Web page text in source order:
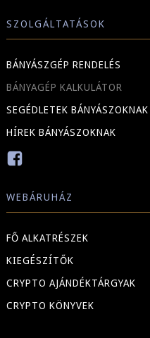
SZOLGÁLTATÁSOK
BÁNYÁSZGÉP RENDELÉS
BÁNYAGÉP KALKULÁTOR
SEGÉDLETEK BÁNYÁSZOKNAK
HÍREK BÁNYÁSZOKNAK
WEBÁRUHÁZ
FŐ ALKATRÉSZEK
KIEGÉSZÍTŐK
CRYPTO AJÁNDÉKTÁRGYAK
CRYPTO KÖNYVEK